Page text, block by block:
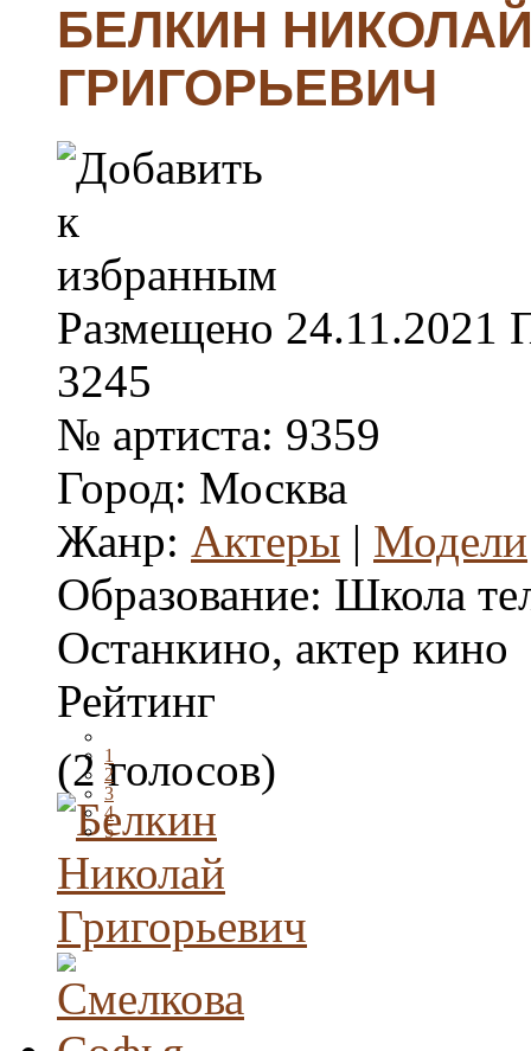
БЕЛКИН
ГРИГОРЬЕВИЧ
Размещено 24.11.2021
3245
№ артиста: 9359
Город: Москва
Жанр: Актеры | Модели
Образование: Школа
Останкино, актер кино
Рейтинг
1
2
3
4
5
(2 голосов)